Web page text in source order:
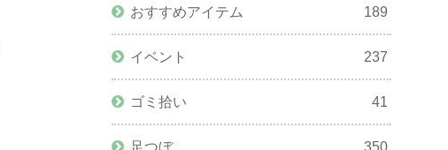
おすすめアイテム 189
イベント 237
ゴミ拾い 41
足つぼ 350